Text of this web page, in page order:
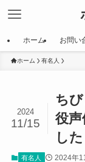
ホーム お問い
ホーム 有名人
ち
役
した
2024
11/15
有名人 2024年